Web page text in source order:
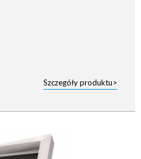
Szczegóły produktu>